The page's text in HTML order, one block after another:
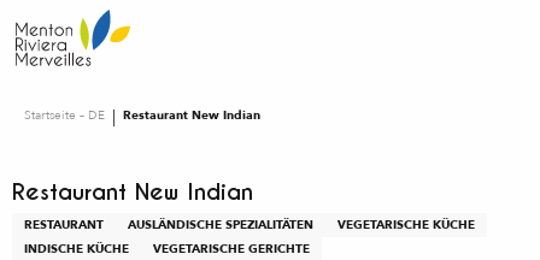
au
contenu
Startseite – DE Restaurant New Indian
Restaurant New Indian
RESTAURANT AUSLÄNDISCHE SPEZIALITÄTEN
VEGETARISCHE KÜCHE
INDISCHE KÜCHE
VEGETARISCHE GERICHTE